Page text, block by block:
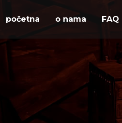
početna o nama FAQ